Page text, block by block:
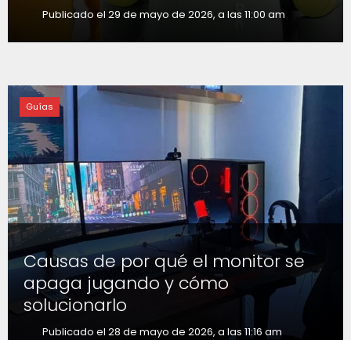
Publicado el 29 de mayo de 2026, a las 11:00 am
Guías
Causas de por qué el monitor se
apaga jugando y cómo
solucionarlo
Publicado el 28 de mayo de 2026, a las 11:16 am